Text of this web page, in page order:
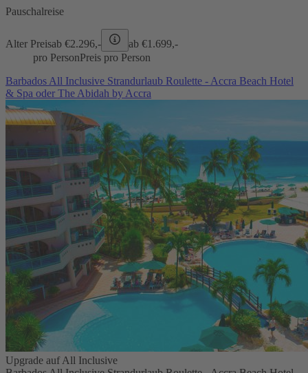
Pauschalreise
Alter Preisab €2.296,- ab €1.699,-
pro PersonPreis pro Person
Barbados All Inclusive Strandurlaub Roulette - Accra Beach Hotel
& Spa oder The Abidah by Accra
Upgrade auf All Inclusive